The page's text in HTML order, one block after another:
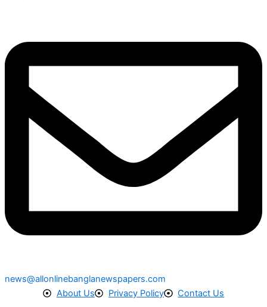
news@allonlinebanglanewspapers.com
About Us
Privacy Policy Contact Us